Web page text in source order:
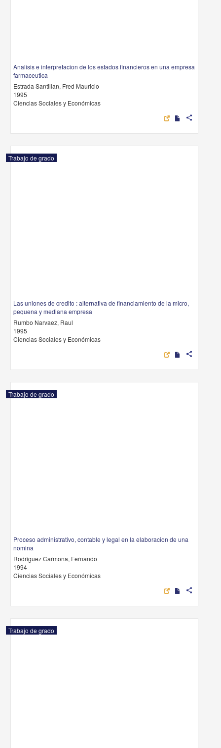
Analisis e interpretacion de los estados financieros en una empresa
farmaceutica
Estrada Santillan, Fred Mauricio
1995
Ciencias Sociales y Económicas
share
Trabajo de grado
Las uniones de credito : alternativa de financiamiento de la micro,
pequena y mediana empresa
Rumbo Narvaez, Raul
1995
Ciencias Sociales y Económicas
share
Trabajo de grado
Proceso administrativo, contable y legal en la elaboracion de una
nomina
Rodriguez Carmona, Fernando
1994
Ciencias Sociales y Económicas
share
Trabajo de grado